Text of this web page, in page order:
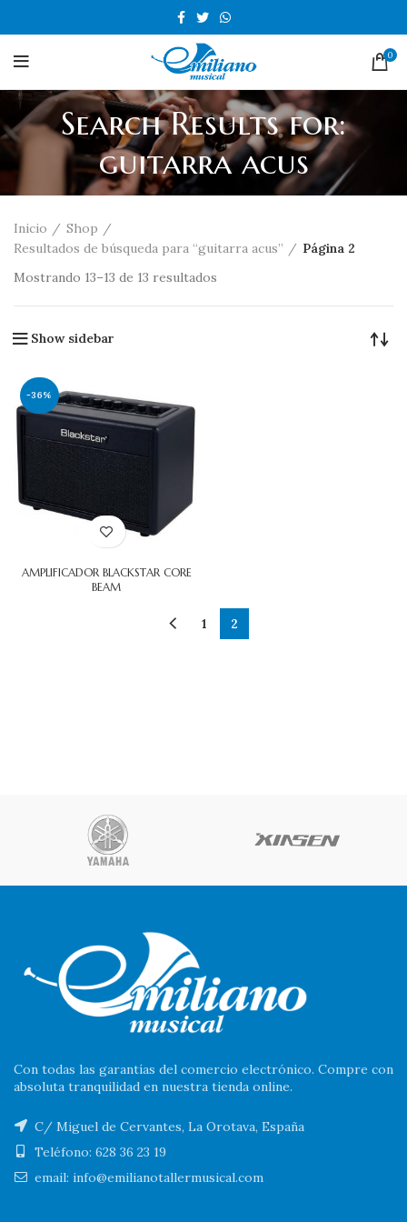
0
Search Results for:
guitarra acus
Inicio
Shop
Resultados de búsqueda para “guitarra acus”
Página 2
Mostrando 13–13 de 13 resultados
Show sidebar
-36%
AMPLIFICADOR BLACKSTAR CORE
BEAM
1 2
Con todas las garantías del comercio electrónico. Compre con
absoluta tranquilidad en nuestra tienda online.
C/ Miguel de Cervantes, La Orotava, España
Teléfono: 628 36 23 19
email: info@emilianotallermusical.com